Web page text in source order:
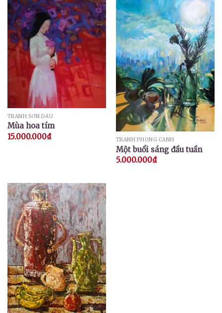
TRANH SƠN DẦU
Mùa hoa tím
15.000.000₫ TRANH PHONG CẢNH
Một buổi sáng đầu tuần
5.000.000₫